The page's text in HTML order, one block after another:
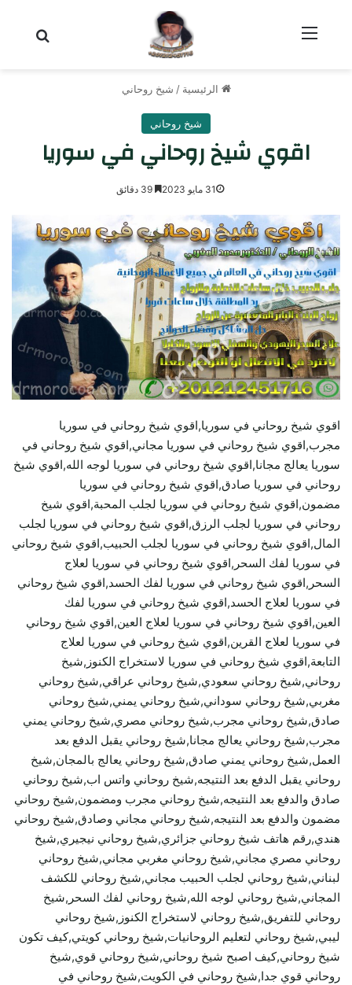
الرئيسية / شيخ روحاني
شيخ روحاني
اقوي شيخ روحاني في سوريا
31 مايو 2023
اقوي شيخ روحاني في سوريا,اقوي شيخ روحاني في سوريا
مجرب,اقوي شيخ روحاني في سوريا مجاني,اقوي شيخ روحاني في
سوريا يعالج مجانا,اقوي شيخ روحاني في سوريا لوجه الله,اقوي شيخ
روحاني في سوريا صادق,اقوي شيخ روحاني في سوريا
مضمون,اقوي شيخ روحاني في سوريا لجلب المحبة,اقوي شيخ
روحاني في سوريا لجلب الرزق,اقوي شيخ روحاني في سوريا لجلب
المال,اقوي شيخ روحاني في سوريا لجلب الحبيب,اقوي شيخ روحاني
في سوريا لفك السحر,اقوي شيخ روحاني في سوريا لعلاج
السحر,اقوي شيخ روحاني في سوريا لفك الحسد,اقوي شيخ روحاني
في سوريا لعلاج الحسد,اقوي شيخ روحاني في سوريا لفك
العين,اقوي شيخ روحاني في سوريا لعلاج العين,اقوي شيخ روحاني
في سوريا لعلاج القرين,اقوي شيخ روحاني في سوريا لعلاج
التابعة,اقوي شيخ روحاني في سوريا لاستخراج الكنوز,شيخ
روحاني,شيخ روحاني سعودي,شيخ روحاني عراقي,شيخ روحاني
مغربي,شيخ روحاني سوداني,شيخ روحاني يمني,شيخ روحاني
صادق,شيخ روحاني مجرب,شيخ روحاني مصري,شيخ روحاني يمني
مجرب,شيخ روحاني يعالج مجانا,شيخ روحاني يقبل الدفع بعد
العمل,شيخ روحاني يمني صادق,شيخ روحاني يعالج بالمجان,شيخ
روحاني يقبل الدفع بعد النتيجه,شيخ روحاني واتس اب,شيخ روحاني
صادق والدفع بعد النتيجه,شيخ روحاني مجرب ومضمون,شيخ روحاني
مضمون والدفع بعد النتيجه,شيخ روحاني مجاني وصادق,شيخ روحاني
هندي,رقم هاتف شيخ روحاني جزائري,شيخ روحاني نيجيري,شيخ
روحاني مصري مجاني,شيخ روحاني مغربي مجاني,شيخ روحاني
لبناني,شيخ روحاني لجلب الحبيب مجاني,شيخ روحاني للكشف
المجاني,شيخ روحاني لوجه الله,شيخ روحاني لفك السحر,شيخ
روحاني للتفريق,شيخ روحاني لاستخراج الكنوز,شيخ روحاني
ليبي,شيخ روحاني لتعليم الروحانيات,شيخ روحاني كويتي,كيف تكون
شيخ روحاني,كيف اصبح شيخ روحاني,شيخ روحاني قوي,شيخ
روحاني قوي جدا,شيخ روحاني في الكويت,شيخ روحاني في